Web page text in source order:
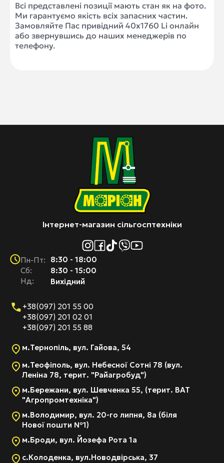
Всі представлені позиції мають стан як на фото.
Ми гарантуємо якість всіх запасних частин.
Замовляйте Пас привідний 40x1760 Li онлайн
або звернувшись до наших менеджерів по
телефону.
Інтернет-магазин сільгосптехніки
Пн-Пт:
Cб:
Нд:
8:30 - 18:00
8:30 - 15:00
Вихідний
+38(097) 201 55 00
+38(097) 201 02 01
+38(097) 201 55 88
м.Тернопіль, вул. Гайова, 54
м.Теофіполь, вул. Небесної Сотні 78 (вул.
Леніна 78, терит. "Райагробуд")
м.Бережани, вул. Шевченка 55, (терит. ВАТ
"Агропромтехніка")
м.Володимир, вул. 20-го липня, 8а (біля
Нової пошти №1)
м.Броди, вул. Йозефа Рота 1а
с.Колоденка, вул.Новодвірська, 37